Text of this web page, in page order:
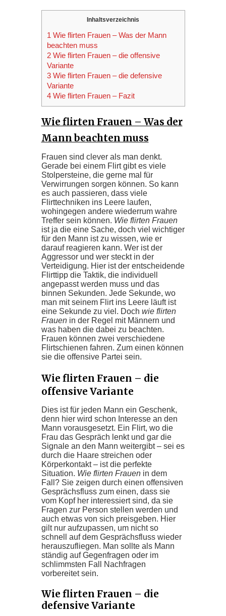
Inhaltsverzeichnis
1 Wie flirten Frauen – Was der Mann
beachten muss
2 Wie flirten Frauen – die offensive
Variante
3 Wie flirten Frauen – die defensive
Variante
4 Wie flirten Frauen – Fazit
Wie flirten Frauen – Was der
Mann beachten muss
Frauen sind clever als man denkt.
Gerade bei einem Flirt gibt es viele
Stolpersteine, die gerne mal für
Verwirrungen sorgen können. So kann
es auch passieren, dass viele
Flirttechniken ins Leere laufen,
wohingegen andere wiederrum wahre
Treffer sein können. Wie flirten Frauen
ist ja die eine Sache, doch viel wichtiger
für den Mann ist zu wissen, wie er
darauf reagieren kann. Wer ist der
Aggressor und wer steckt in der
Verteidigung. Hier ist der entscheidende
Flirttipp die Taktik, die individuell
angepasst werden muss und das
binnen Sekunden. Jede Sekunde, wo
man mit seinem Flirt ins Leere läuft ist
eine Sekunde zu viel. Doch wie flirten
Frauenin der Regel mit Männern und
was haben die dabei zu beachten.
Frauen können zwei verschiedene
Flirtschienen fahren. Zum einen können
sie die offensive Partei sein.
Wie flirten Frauen – die
offensive Variante
Dies ist für jeden Mann ein Geschenk,
denn hier wird schon Interesse an den
Mann vorausgesetzt. Ein Flirt, wo die
Frau das Gespräch lenkt und gar die
Signale an den Mann weitergibt – sei es
durch die Haare streichen oder
Körperkontakt – ist die perfekte
Situation. Wie flirten Frauen in dem
Fall? Sie zeigen durch einen offensiven
Gesprächsfluss zum einen, dass sie
vom Kopf her interessiert sind, da sie
Fragen zur Person stellen werden und
auch etwas von sich preisgeben. Hier
gilt nur aufzupassen, um nicht so
schnell auf dem Gesprächsfluss wieder
herauszufliegen. Man sollte als Mann
ständig auf Gegenfragen oder im
schlimmsten Fall Nachfragen
vorbereitet sein.
Wie flirten Frauen – die
defensive Variante